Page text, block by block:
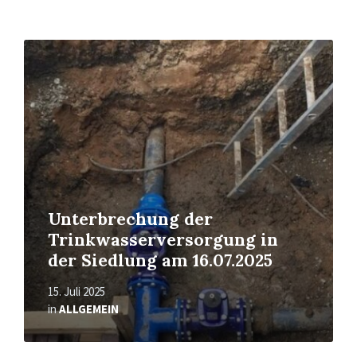
Unterbrechung der
Trinkwasserversorgung in
der Siedlung am 16.07.2025
15. Juli 2025
inALLGEMEIN
Read
More